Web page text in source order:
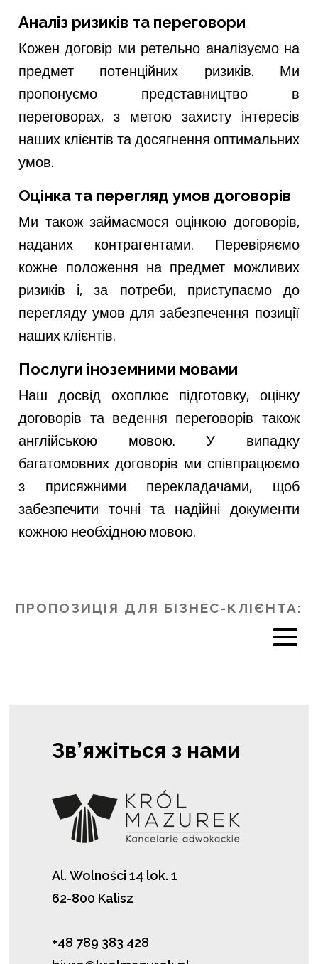
Аналіз ризиків та переговори
Кожен договір ми ретельно аналізуємо на
предмет потенційних ризиків. Ми
пропонуємо представництво в
переговорах, з метою захисту інтересів
наших клієнтів та досягнення оптимальних
умов.
Оцінка та перегляд умов договорів
Ми також займаємося оцінкою договорів,
наданих контрагентами. Перевіряємо
кожне положення на предмет можливих
ризиків і, за потреби, приступаємо до
перегляду умов для забезпечення позиції
наших клієнтів.
Послуги іноземними мовами
Наш досвід охоплює підготовку, оцінку
договорів та ведення переговорів також
англійською мовою. У випадку
багатомовних договорів ми співпрацюємо
з присяжними перекладачами, щоб
забезпечити точні та надійні документи
кожною необхідною мовою.
ПРОПОЗИЦІЯ ДЛЯ БІЗНЕС-КЛІЄНТА:
Зв’яжіться з нами
Al. Wolności 14 lok. 1
62-800 Kalisz
+48 789 383 428